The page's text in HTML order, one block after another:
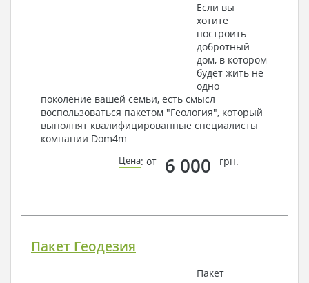
Если вы
хотите
построить
добротный
дом, в котором
будет жить не
одно
поколение вашей семьи, есть смысл
воспользоваться пакетом "Геология", который
выполнят квалифицированные специалисты
компании Dom4m
Цена: от 6 000 грн.
Пакет Геодезия
Пакет